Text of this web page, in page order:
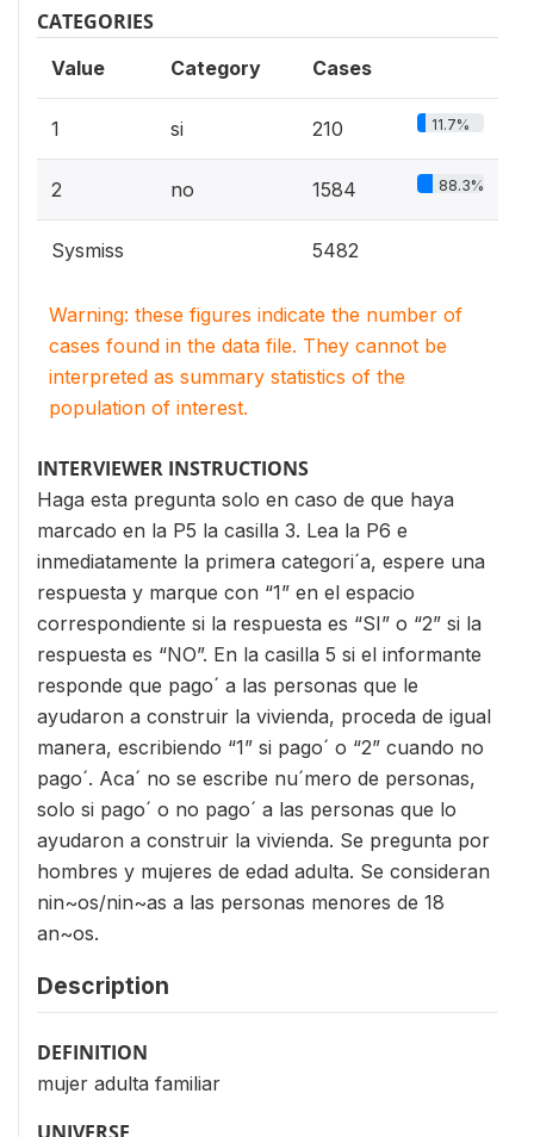
CATEGORIES
Value Category Cases
1 si 210 11.7%
2 no 1584 88.3%
Sysmiss 5482
Warning: these figures indicate the number of
cases found in the data file. They cannot be
interpreted as summary statistics of the
population of interest.
INTERVIEWER INSTRUCTIONS
Haga esta pregunta solo en caso de que haya
marcado en la P5 la casilla 3. Lea la P6 e
inmediatamente la primera categori´a, espere una
respuesta y marque con “1” en el espacio
correspondiente si la respuesta es “SI” o “2” si la
respuesta es “NO”. En la casilla 5 si el informante
responde que pago´ a las personas que le
ayudaron a construir la vivienda, proceda de igual
manera, escribiendo “1” si pago´ o “2” cuando no
pago´. Aca´ no se escribe nu´mero de personas,
solo si pago´ o no pago´ a las personas que lo
ayudaron a construir la vivienda. Se pregunta por
hombres y mujeres de edad adulta. Se consideran
nin~os/nin~as a las personas menores de 18
an~os.
Description
DEFINITION
mujer adulta familiar